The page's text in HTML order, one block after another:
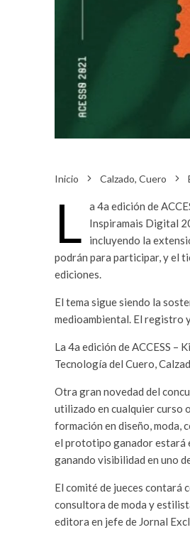
Inicio Calzado, Cuero
L a 4a edición de
Inspiramais Digital
incluyendo la
podrán para participar, y el
ediciones.
El tema sigue siendo la
medioambiental. El registro
La 4a edición de ACCESS
Tecnología del Cuero,
Otra gran novedad del
utilizado en cualquier curso
formación en diseño, moda,
el prototipo ganador estará
ganando visibilidad en uno
El comité de jueces contará
consultora de moda y
editora en jefe de Jornal